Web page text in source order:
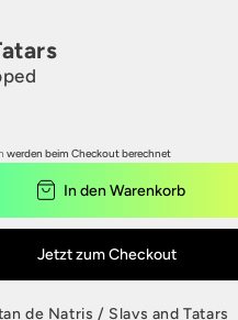
entdecken
werden beim Checkout berechnet
In den Warenkorb
Jetzt zum Checkout
de Natris / Slavs and Tatars